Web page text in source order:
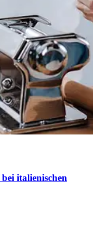
italienischen